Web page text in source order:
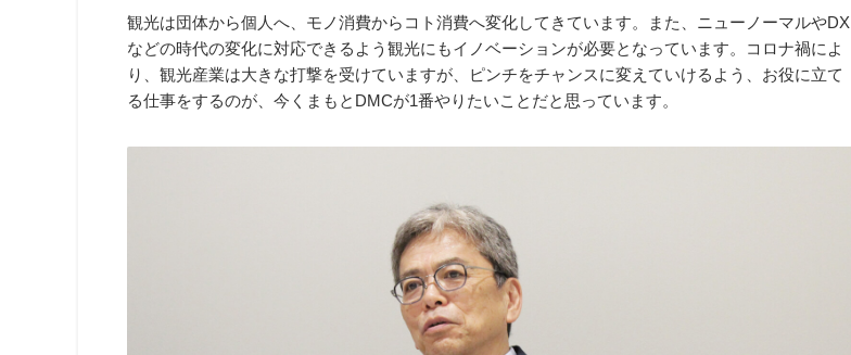
観光は団体から個人へ、モノ消費からコト消費へ変化してきています。また、ニューノーマルやDX
などの時代の変化に対応できるよう観光にもイノベーションが必要となっています。コロナ禍によ
り、観光産業は大きな打撃を受けていますが、ピンチをチャンスに変えていけるよう、お役に立て
る仕事をするのが、今くまもとDMCが1番やりたいことだと思っています。